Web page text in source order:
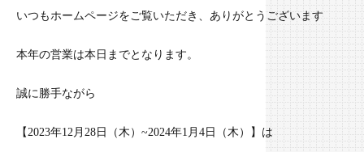
いつもホームページをご覧いただき、ありがとうございます
本年の営業は本日までとなります。
誠に勝手ながら
【2023年12月28日（木）~2024年1月4日（木）】は